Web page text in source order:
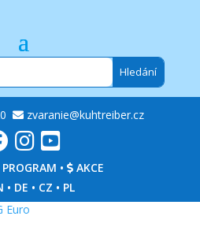
zvaranie@kuhtreiber.cz
•
AKCE
• DE • CZ • PL